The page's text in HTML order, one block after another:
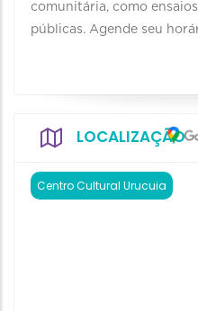
comunitária, como
públicas. Agende seu
LOCALIZAÇÃO
Centro Cultural Urucuia